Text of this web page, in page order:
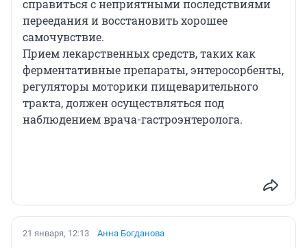
справиться с неприятными последствиями
переедания и восстановить хорошее
самочувствие.
Прием лекарственных средств, таких как
ферментативные препараты, энтеросорбенты,
регуляторы моторики пищеварительного
тракта, должен осуществляться под
наблюдением врача-гастроэнтеролога.
21 января, 12:13 Анна Богданова